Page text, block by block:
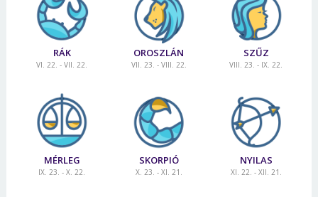
RÁK
VI. 22. - VII. 22.
OROSZLÁN
VII. 23. - VIII. 22.
SZŰZ
VIII. 23. - IX. 22.
MÉRLEG
IX. 23. - X. 22.
SKORPIÓ
X. 23. - XI. 21.
NYILAS
XI. 22. - XII. 21.